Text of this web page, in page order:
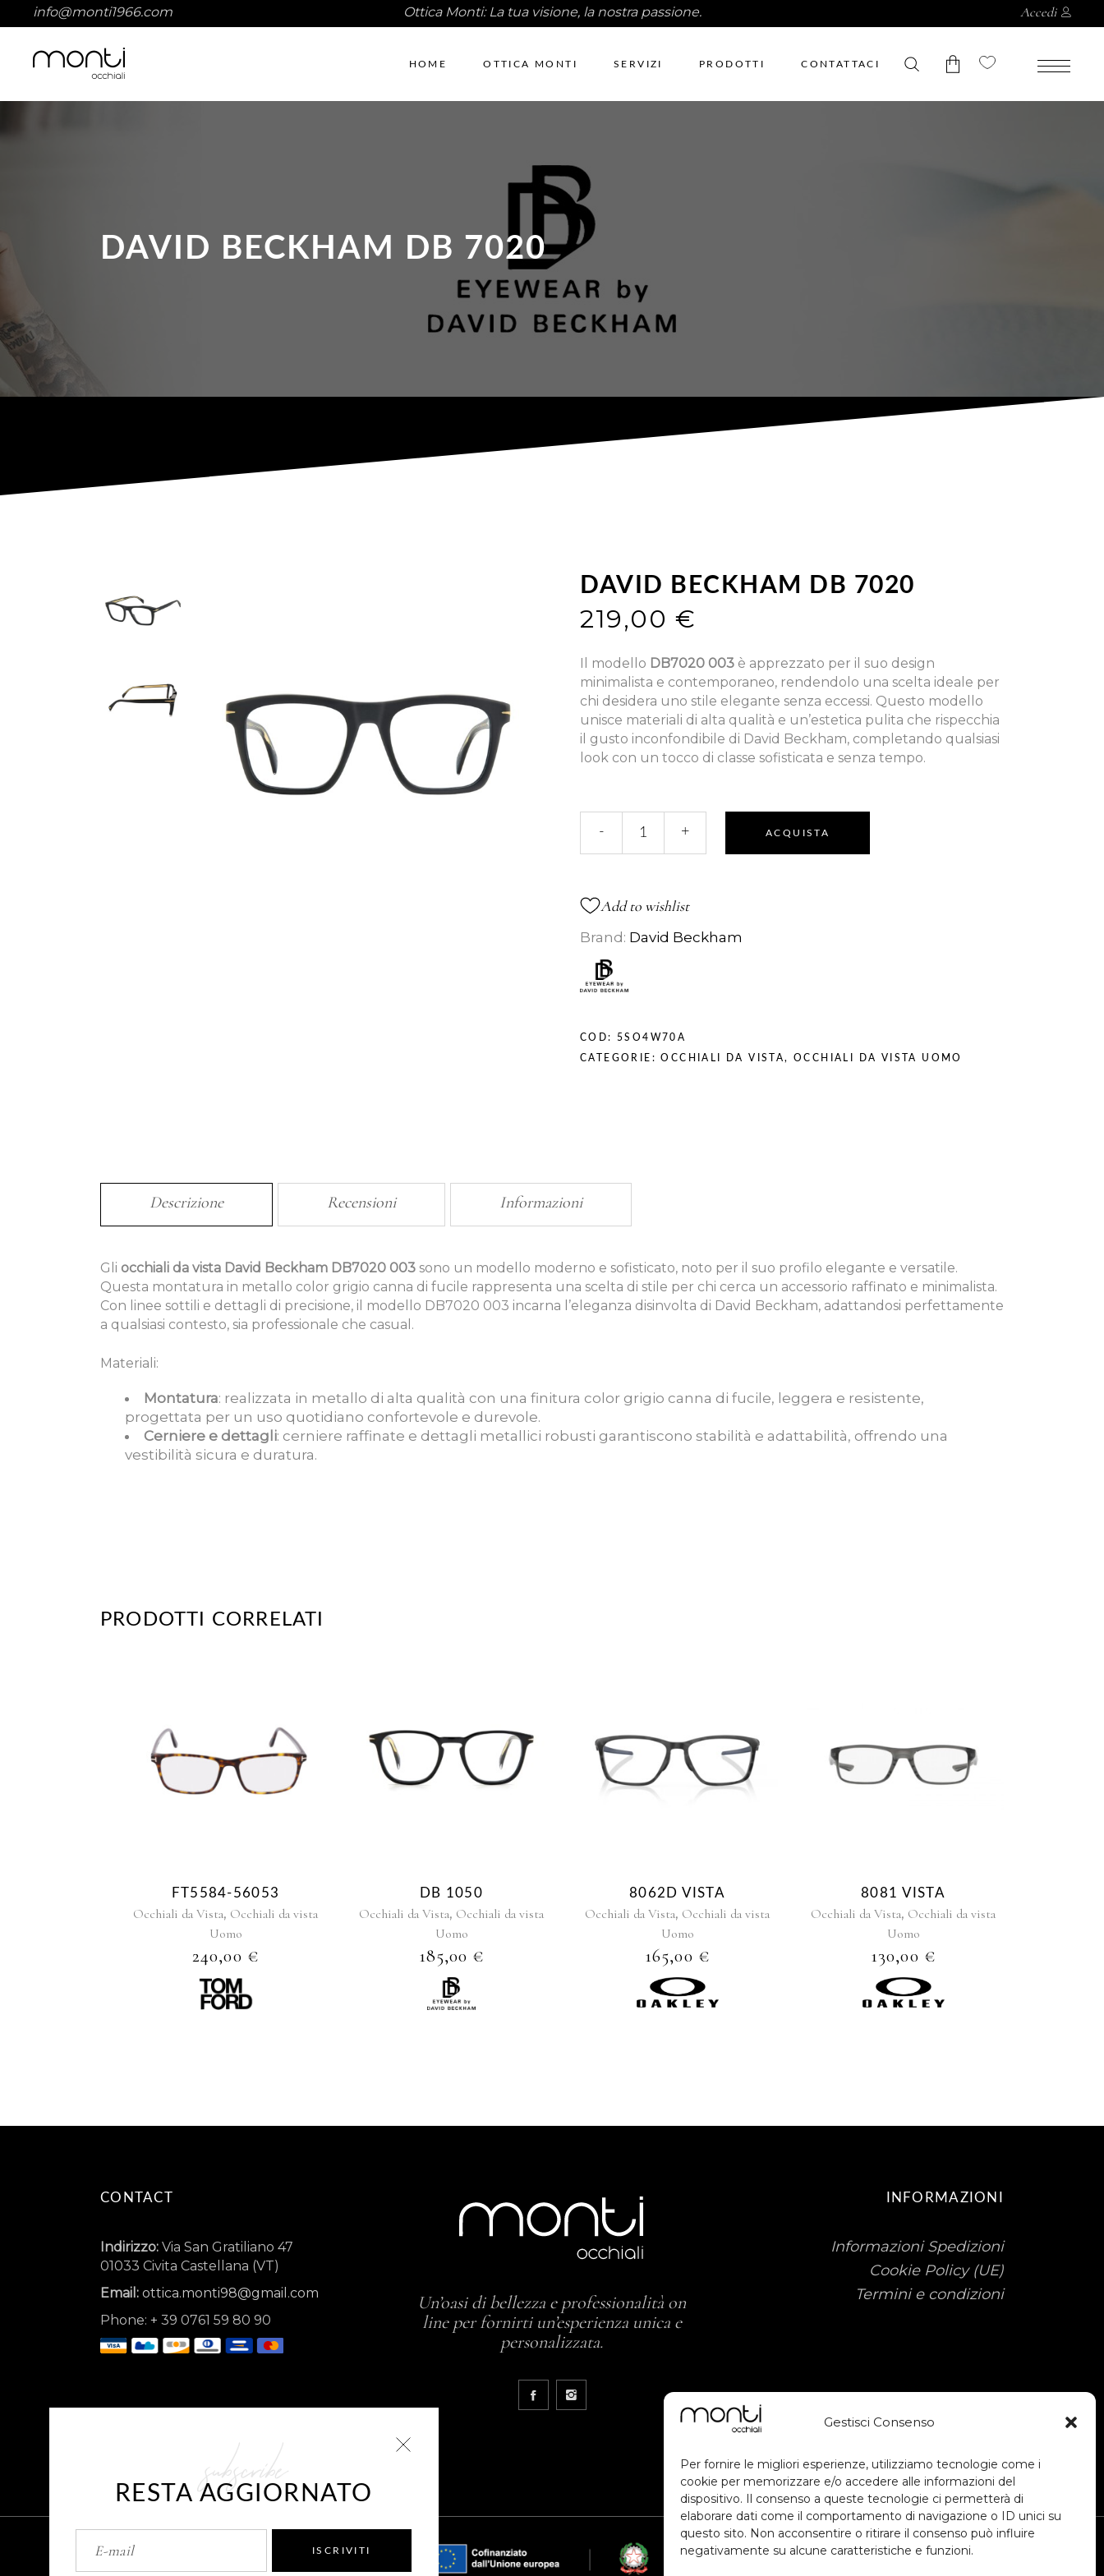
Gestisci Consenso
Per fornire le migliori esperienze, utilizziamo tecnologie come i
cookie per memorizzare e/o accedere alle informazioni del
dispositivo. Il consenso a queste tecnologie ci permetterà di
elaborare dati come il comportamento di navigazione o ID unici su
questo sito. Non acconsentire o ritirare il consenso può influire
negativamente su alcune caratteristiche e funzioni.
subscribe
RESTA AGGIORNATO
ISCRIVITI
info@monti1966.com Ottica Monti: La tua visione, la nostra passione. Accedi
HOME OTTICA MONTI SERVIZI PRODOTTI CONTATTACI
DAVID BECKHAM DB 7020
DAVID BECKHAM DB 7020
219,00 €
Il modello DB7020 003 è apprezzato per il suo design
minimalista e contemporaneo, rendendolo una scelta ideale per
chi desidera uno stile elegante senza eccessi. Questo modello
unisce materiali di alta qualità e un’estetica pulita che rispecchia
il gusto inconfondibile di David Beckham, completando qualsiasi
look con un tocco di classe sofisticata e senza tempo.
quantità
- + ACQUISTA
Add to wishlist
Brand: David Beckham
COD: 5SO4W70A
CATEGORIE:OCCHIALI DA VISTA,OCCHIALI DA VISTA UOMO
Descrizione Recensioni Informazioni
Gli occhiali da vista David Beckham DB7020 003 sono un modello moderno e sofisticato, noto per il suo profilo elegante e versatile.
Questa montatura in metallo color grigio canna di fucile rappresenta una scelta di stile per chi cerca un accessorio raffinato e minimalista.
Con linee sottili e dettagli di precisione, il modello DB7020 003 incarna l’eleganza disinvolta di David Beckham, adattandosi perfettamente
a qualsiasi contesto, sia professionale che casual.
Materiali:
Montatura: realizzata in metallo di alta qualità con una finitura color grigio canna di fucile, leggera e resistente,
progettata per un uso quotidiano confortevole e durevole.
Cerniere e dettagli: cerniere raffinate e dettagli metallici robusti garantiscono stabilità e adattabilità, offrendo una
vestibilità sicura e duratura.
PRODOTTI CORRELATI
FT5584-56053
Occhiali da Vista, Occhiali da vista
Uomo
240,00 €
DB 1050
Occhiali da Vista, Occhiali da vista
Uomo
185,00 €
8062D VISTA
Occhiali da Vista, Occhiali da vista
Uomo
165,00 €
8081 VISTA
Occhiali da Vista, Occhiali da vista
Uomo
130,00 €
CONTACT
Indirizzo: Via San Gratiliano 47
01033 Civita Castellana (VT)
Email: ottica.monti98@gmail.com
Phone: + 39 0761 59 80 90
Un’oasi di bellezza e professionalità on
line per fornirti un’esperienza unica e
personalizzata.
INFORMAZIONI
Informazioni Spedizioni
Cookie Policy (UE)
Termini e condizioni